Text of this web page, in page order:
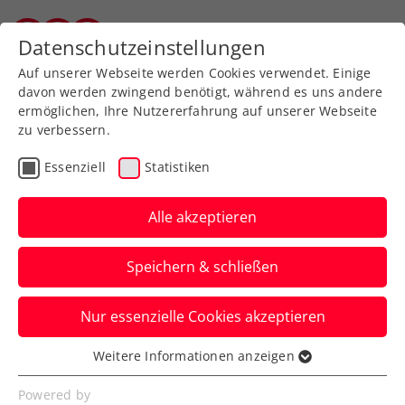
Zurück zur Newsübersicht
Vorarlberg
Brasilien: Julia Grabher
steht im Halbfinale von
Nächster Sieg für Julia Grabher (22 Jahre)
im brasilianischen Campinas: Im
Viertelfinale bezwang sie in einem harten
Match...
Verfasst von: Gerhard Nenning, 30.03.2019
Datenschutzeinstellungen
Auf unserer Webseite werden Cookies verwendet. Einige
davon werden zwingend benötigt, während es uns andere
ermöglichen, Ihre Nutzererfahrung auf unserer Webseite
zu verbessern.
Essenziell Statistiken
Alle akzeptieren
Speichern & schließen
Nur essenzielle Cookies akzeptieren
Essenziell
Essenzielle Cookies werden für grundlegende
Weitere Informationen anzeigen
Powered by